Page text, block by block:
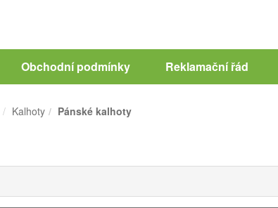
Obchodní podmínky Reklamační řád
Kalhoty Pánské kalhoty